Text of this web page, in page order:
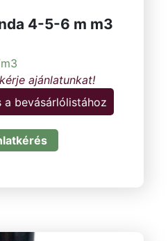
4-5-6 m m3
a bevásárlólistához